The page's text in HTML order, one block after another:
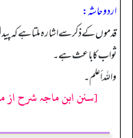
اردو حاشہ:
قدموں کے ذکر سے اشارہ ملتاہے کہ
ثواب کا باعث ہے۔
واللہ أعلم۔
[سنن ابن ماجہ شرح از